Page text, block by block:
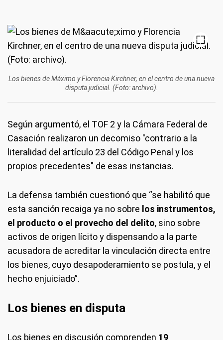
Los bienes de Máximo y Florencia Kirchner, en el centro de una nueva
disputa judicial. (Foto: archivo).
Según argumentó, el TOF 2 y la Cámara Federal de
Casación realizaron un decomiso "contrario a la
literalidad del artículo 23 del Código Penal y los
propios precedentes" de esas instancias.
La defensa también cuestionó que “se habilitó que
esta sanción recaiga ya no sobre los instrumentos,
el producto o el provecho del delito, sino sobre
activos de origen lícito y dispensando a la parte
acusadora de acreditar la vinculación directa entre
los bienes, cuyo desapoderamiento se postula, y el
hecho enjuiciado”.
Los bienes en disputa
Los bienes en discusión comprenden 19